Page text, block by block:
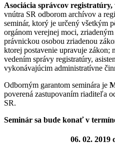
Asociácia správcov registratúry,
vnútra SR odborom archívov a
seminár, ktorý je určený všetkým
orgánom verejnej moci,
právnickou osobou zriadenou
ktorej postavenie upravuje zákon;
vedením správy registratúry,
vykonávajúcim administratívne
Odborným garantom seminára je
poverená zastupovaním riaditeľa
SR.
Seminár sa bude konať v
06. 02. 2019